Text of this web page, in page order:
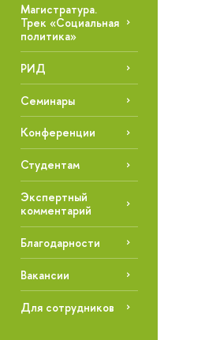
Магистратура.
Трек «Социальная
политика»
РИД
Семинары
Конференции
Студентам
Экспертный
комментарий
Благодарности
Вакансии
Для сотрудников